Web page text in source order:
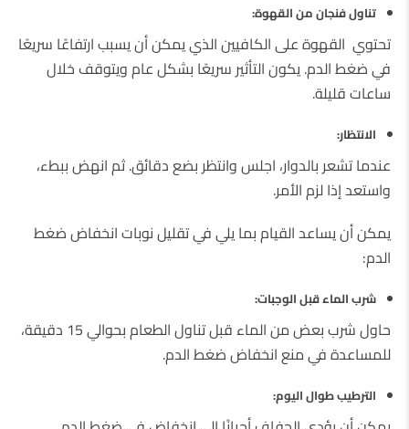
تناول فنجان من القهوة:
تحتوي القهوة على الكافيين الذي يمكن أن يسبب ارتفاعًا سريعًا
في ضغط الدم. يكون التأثير سريعًا بشكل عام ويتوقف خلال
ساعات قليلة.
الانتظار:
عندما تشعر بالدوار، اجلس وانتظر بضع دقائق. ثم انهض ببطء،
واستعد إذا لزم الأمر.
يمكن أن يساعد القيام بما يلي في تقليل نوبات انخفاض ضغط
الدم:
شرب الماء قبل الوجبات:
حاول شرب بعض من الماء قبل تناول الطعام بحوالي 15 دقيقة،
للمساعدة في منع انخفاض ضغط الدم.
الترطيب طوال اليوم: